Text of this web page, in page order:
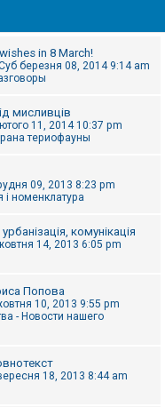
in 8 March!
березня 08, 2014 9:14 am
мисливців
11, 2014 10:37 pm
териофауны
09, 2013 8:23 pm
і номенклатура
комунікація
14, 2013 6:05 pm
Попова
10, 2013 9:55 pm
- Новости нашего
18, 2013 8:44 am